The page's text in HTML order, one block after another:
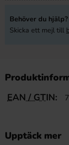
Behöver du
Skicka ett mejl till
EAN / GTIN:
Upptäck mer